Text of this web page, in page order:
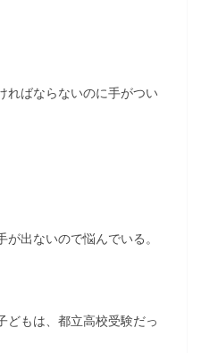
ればならないのに手がつい
出ないので悩んでいる。
どもは、都立高校受験だっ